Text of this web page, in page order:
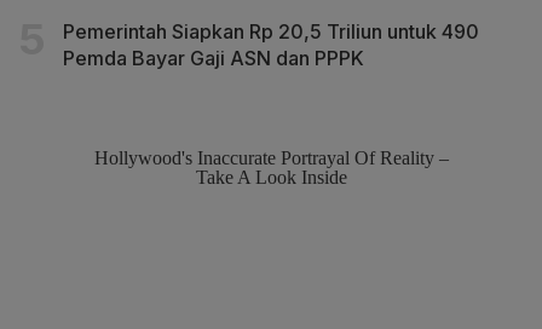
Pemerintah Siapkan Rp 20,5 Triliun untuk 490
Pemda Bayar Gaji ASN dan PPPK